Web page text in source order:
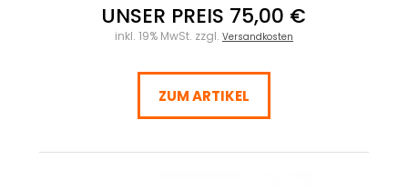
UNSER PREIS 75,00 €
inkl. 19% MwSt. zzgl. Versandkosten
ZUM ARTIKEL